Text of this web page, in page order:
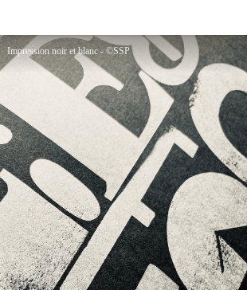
Impression noir et blanc - ©SSP